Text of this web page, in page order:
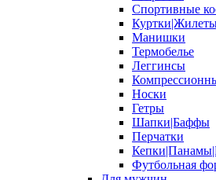
Спортивные
Манишки
Термобелье
Леггинсы
Носки
Гетры
Шапки|Баффы
Перчатки
Футбольная